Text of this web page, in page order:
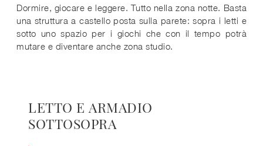
Dormire, giocare e leggere. Tutto nella zona notte. Basta
una struttura a castello posta sulla parete: sopra i letti e
sotto uno spazio per i giochi che con il tempo potrà
mutare e diventare anche zona studio.
LETTO E ARMADIO
SOTTOSOPRA